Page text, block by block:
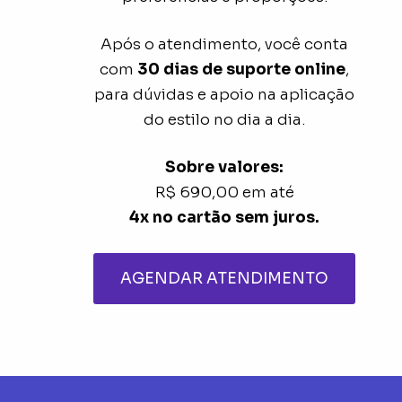
Após o atendimento, você conta
com 30 dias de suporte online,
para dúvidas e apoio na aplicação
do estilo no dia a dia.
Sobre valores:
R$ 690,00 em até
4x no cartão sem juros.
AGENDAR ATENDIMENTO